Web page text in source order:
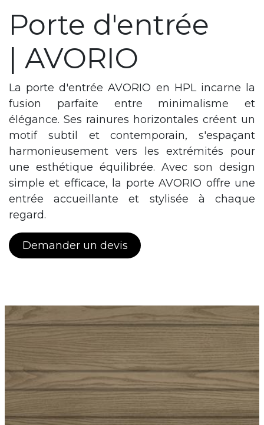
Porte d'entrée
| AVORIO
La porte d'entrée AVORIO en HPL incarne la
fusion parfaite entre minimalisme et
élégance. Ses rainures horizontales créent un
motif subtil et contemporain, s'espaçant
harmonieusement vers les extrémités pour
une esthétique équilibrée. Avec son design
simple et efficace, la porte AVORIO offre une
entrée accueillante et stylisée à chaque
regard.
Demander un devis